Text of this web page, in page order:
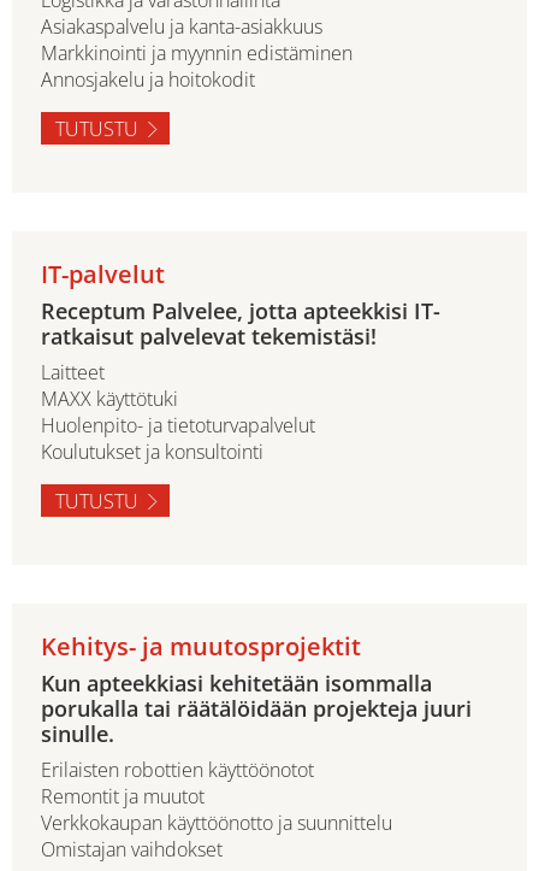
Asiakaspalvelu ja kanta-asiakkuus
Markkinointi ja myynnin edistäminen
Annosjakelu ja hoitokodit
TUTUSTU
IT-palvelut
Receptum Palvelee, jotta apteekkisi IT-
ratkaisut palvelevat tekemistäsi!
Laitteet
MAXX käyttötuki
Huolenpito- ja tietoturvapalvelut
Koulutukset ja konsultointi
TUTUSTU
Kehitys- ja muutosprojektit
Kun apteekkiasi kehitetään isommalla
porukalla tai räätälöidään projekteja juuri
sinulle.
Erilaisten robottien käyttöönotot
Remontit ja muutot
Verkkokaupan käyttöönotto ja suunnittelu
Omistajan vaihdokset